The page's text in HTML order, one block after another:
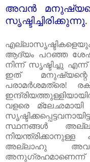
അവൻ
സൃഷ്ടിച്ചിരിക്കുന്നു.
ആദ്യം പറഞ്ഞ
നിന്ന് സൃഷ്ടിച്ചു
ഇത്‌ മനുഷ്യന്റെ
പരാമർശമത്രെ!
വളരെ
സ്ഥനങ്ങൾ
അല്ലാഹു